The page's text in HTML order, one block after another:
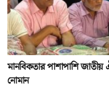
মানবিকতার পাশাপাশি জাতীয়
নোমান